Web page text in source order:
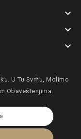



U Tu Svrhu, Molimo
Obaveštenjima.